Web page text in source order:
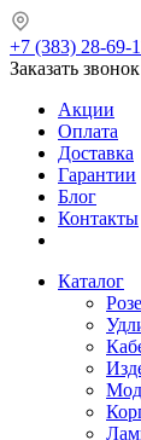
+7 (383) 28-69-
Заказать звонок
Акции
Оплата
Доставка
Гарантии
Блог
Контакты
Каталог